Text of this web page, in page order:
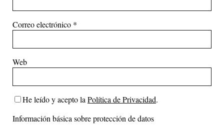
Correo electrónico *
Web
He leído y acepto laPolítica de Privacidad.
Información básica sobre protección de datos